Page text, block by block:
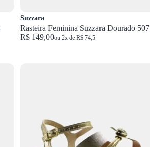
Suzzara
Rasteira Feminina Suzzara Dourado 507
R$ 149,00ou 2x de R$ 74,5